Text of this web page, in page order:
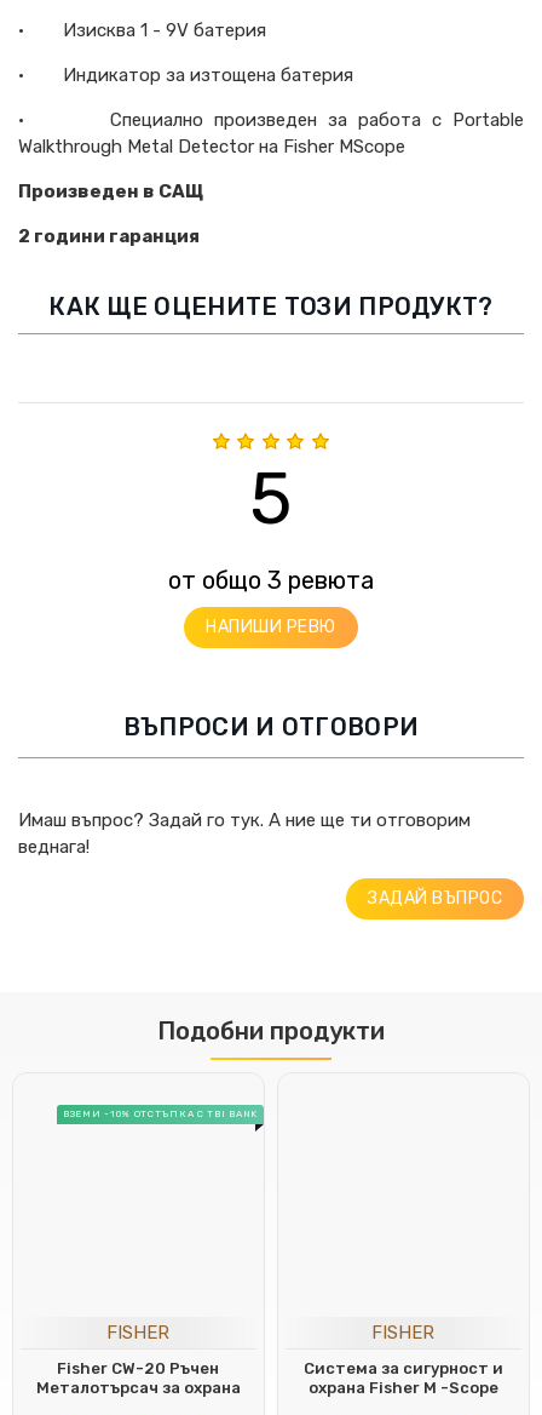
· Изисква 1 - 9V батерия
· Индикатор за изтощена батерия
·
Специално произведен за работа с Portable
Walkthrough Metal Detector на Fisher MScope
Произведен в САЩ
2 години гаранция
КАК ЩЕ ОЦЕНИТЕ ТОЗИ ПРОДУКТ?
5
от общо 3 ревюта
НАПИШИ РЕВЮ
ВЪПРОСИ И ОТГОВОРИ
Имаш въпрос? Задай го тук. А ние ще ти отговорим
веднага!
ЗАДАЙ ВЪПРОС
Подобни продукти
ВЗЕМИ -10% ОТСТЪПКА С TBI BANK
FISHER
Fisher CW-20 Ръчен
Металотърсач за охрана
FISHER
Система за сигурност и
охрана Fisher M -Scope